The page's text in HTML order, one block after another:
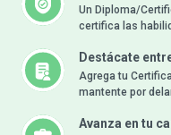
Un Diploma/
certifica las
Destácate
Agrega tu
mantente por
Avanza en tu